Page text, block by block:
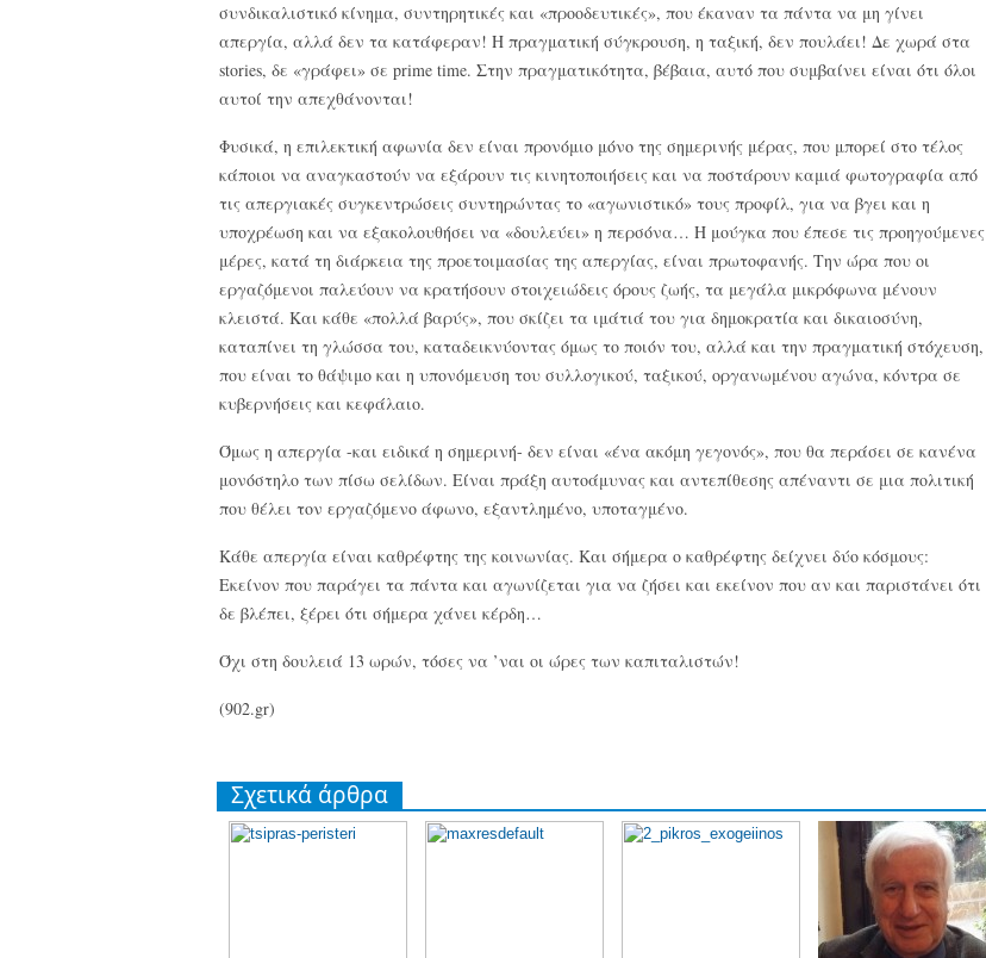
συνδικαλιστικό κίνημα, συντηρητικές και «προοδευτικές», που έκαναν τα πάντα να μη γίνει
απεργία, αλλά δεν τα κατάφεραν! Η πραγματική σύγκρουση, η ταξική, δεν πουλάει! Δε χωρά στα
stories, δε «γράφει» σε prime time. Στην πραγματικότητα, βέβαια, αυτό που συμβαίνει είναι ότι όλοι
αυτοί την απεχθάνονται!
Φυσικά, η επιλεκτική αφωνία δεν είναι προνόμιο μόνο της σημερινής μέρας, που μπορεί στο τέλος
κάποιοι να αναγκαστούν να εξάρουν τις κινητοποιήσεις και να ποστάρουν καμιά φωτογραφία από
τις απεργιακές συγκεντρώσεις συντηρώντας το «αγωνιστικό» τους προφίλ, για να βγει και η
υποχρέωση και να εξακολουθήσει να «δουλεύει» η περσόνα… Η μούγκα που έπεσε τις προηγούμενες
μέρες, κατά τη διάρκεια της προετοιμασίας της απεργίας, είναι πρωτοφανής. Την ώρα που οι
εργαζόμενοι παλεύουν να κρατήσουν στοιχειώδεις όρους ζωής, τα μεγάλα μικρόφωνα μένουν
κλειστά. Και κάθε «πολλά βαρύς», που σκίζει τα ιμάτιά του για δημοκρατία και δικαιοσύνη,
καταπίνει τη γλώσσα του, καταδεικνύοντας όμως το ποιόν του, αλλά και την πραγματική στόχευση,
που είναι το θάψιμο και η υπονόμευση του συλλογικού, ταξικού, οργανωμένου αγώνα, κόντρα σε
κυβερνήσεις και κεφάλαιο.
Όμως η απεργία -και ειδικά η σημερινή- δεν είναι «ένα ακόμη γεγονός», που θα περάσει σε κανένα
μονόστηλο των πίσω σελίδων. Είναι πράξη αυτοάμυνας και αντεπίθεσης απέναντι σε μια πολιτική
που θέλει τον εργαζόμενο άφωνο, εξαντλημένο, υποταγμένο.
Κάθε απεργία είναι καθρέφτης της κοινωνίας. Και σήμερα ο καθρέφτης δείχνει δύο κόσμους:
Εκείνον που παράγει τα πάντα και αγωνίζεται για να ζήσει και εκείνον που αν και παριστάνει ότι
δε βλέπει, ξέρει ότι σήμερα χάνει κέρδη…
Όχι στη δουλειά 13 ωρών, τόσες να ’ναι οι ώρες των καπιταλιστών!
(902.gr)
Σχετικά άρθρα